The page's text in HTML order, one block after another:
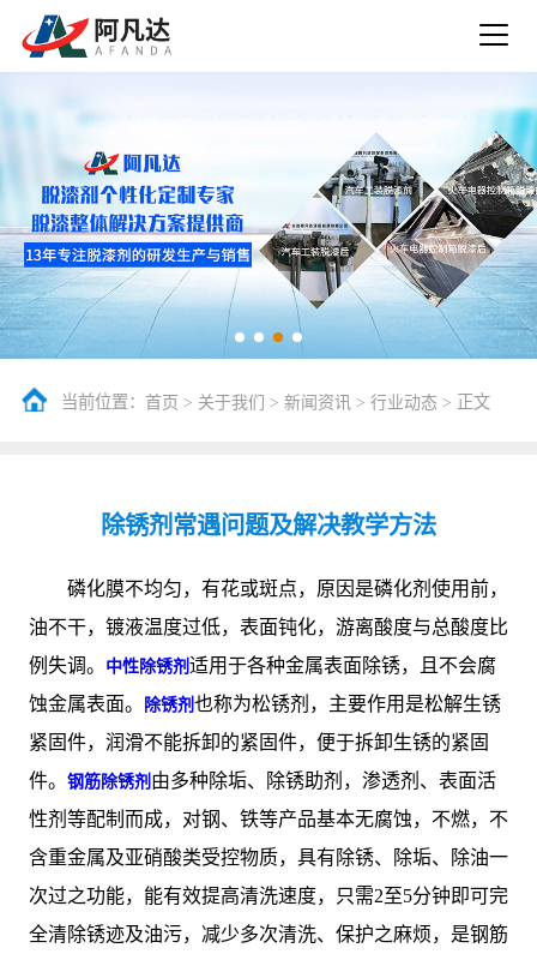
当前位置： 首页 > 关于我们 > 新闻资讯 > 行业动态> 正文
除锈剂常遇问题及解决教学方法
磷化膜不均匀，有花或斑点，原因是磷化剂使用前，
油不干，镀液温度过低，表面钝化，游离酸度与总酸度比
例失调。
中性除锈剂 适用于各种金属表面除锈，且不会腐
蚀金属表面。
除锈剂 也称为松锈剂，主要作用是松解生锈
紧固件，润滑不能拆卸的紧固件，便于拆卸生锈的紧固
件。 钢筋除锈剂 由多种除垢、除锈助剂，渗透剂、表面活
性剂等配制而成，对钢、铁等产品基本无腐蚀，不燃，不
含重金属及亚硝酸类受控物质，具有除锈、除垢、除油一
次过之功能，能有效提高清洗速度，只需2至5分钟即可完
全清除锈迹及油污，减少多次清洗、保护之麻烦，是钢筋